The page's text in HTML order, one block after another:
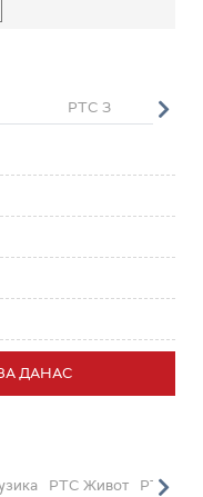
РТС 3
ДАНАС
РТС Живот РТС